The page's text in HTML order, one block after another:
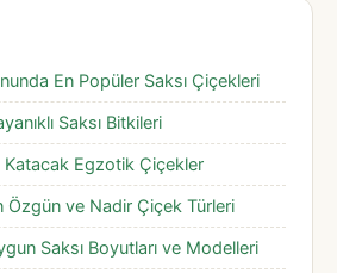
En Popüler Saksı Çiçekleri
Saksı Bitkileri
Katacak Egzotik Çiçekler
Özgün ve Nadir Çiçek Türleri
Saksı Boyutları ve Modelleri